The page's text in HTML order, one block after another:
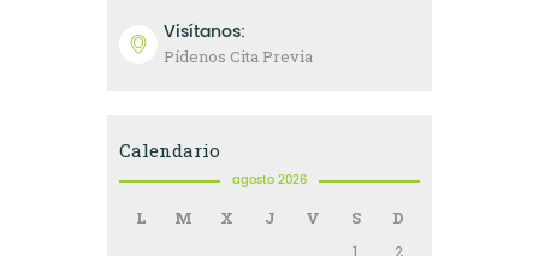
Visítanos:
Pídenos Cita Previa
Calendario
agosto 2026
L M X J V S
D
1
2